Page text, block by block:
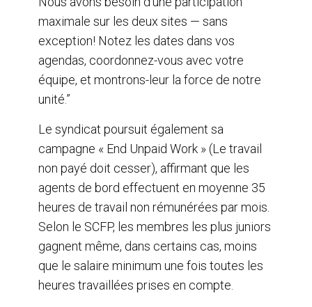
maximale sur les deux sites — sans
exception! Notez les dates dans vos
agendas, coordonnez-vous avec votre
équipe, et montrons-leur la force de notre
unité.”
Le syndicat poursuit également sa
campagne « End Unpaid Work » (Le travail
non payé doit cesser), affirmant que les
agents de bord effectuent en moyenne 35
heures de travail non rémunérées par mois.
Selon le SCFP, les membres les plus juniors
gagnent même, dans certains cas, moins
que le salaire minimum une fois toutes les
heures travaillées prises en compte.